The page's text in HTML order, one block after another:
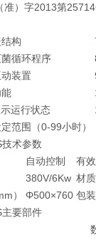
）字2013第
构
循环程序
装置
运行状态
范围（0-99小时）
术参数
自动控制 有
380V/6Kw 材
） Φ500×760 包
要部件